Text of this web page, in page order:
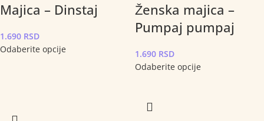
Majica – Dinstaj
1.690 RSD
Odaberite opcije
Ženska majica –
Pumpaj pumpaj
1.690 RSD
Odaberite opcije